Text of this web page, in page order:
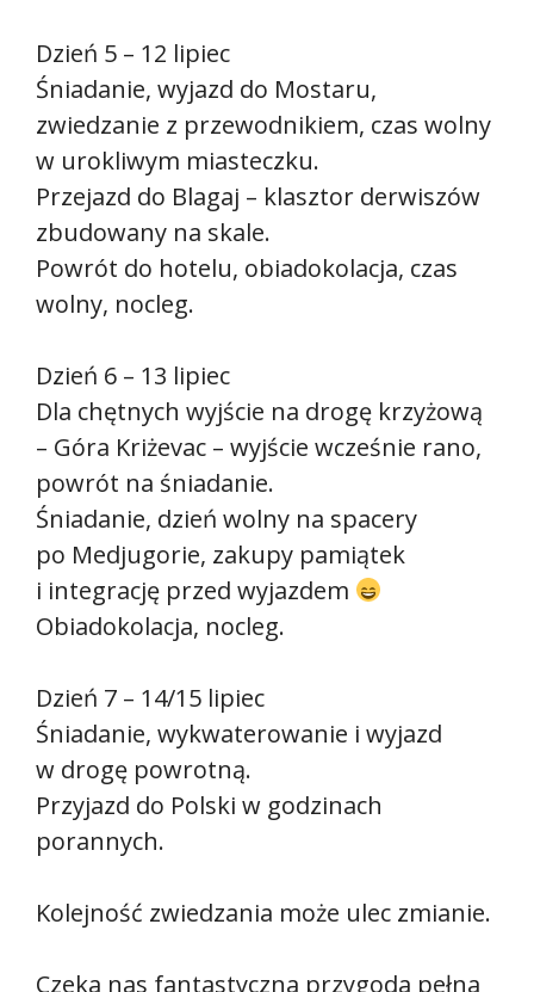
Dzień 5 – 12 lipiec
Śniadanie, wyjazd do Mostaru,
zwiedzanie z przewodnikiem, czas wolny
w urokliwym miasteczku.
Przejazd do Blagaj – klasztor derwiszów
zbudowany na skale.
Powrót do hotelu, obiadokolacja, czas
wolny, nocleg.
Dzień 6 – 13 lipiec
Dla chętnych wyjście na drogę krzyżową
– Góra Kriżevac – wyjście wcześnie rano,
powrót na śniadanie.
Śniadanie, dzień wolny na spacery
po Medjugorie, zakupy pamiątek
i integrację przed wyjazdem
Obiadokolacja, nocleg.
Dzień 7 – 14/15 lipiec
Śniadanie, wykwaterowanie i wyjazd
w drogę powrotną.
Przyjazd do Polski w godzinach
porannych.
Kolejność zwiedzania może ulec zmianie.
Czeka nas fantastyczna przygoda pełna